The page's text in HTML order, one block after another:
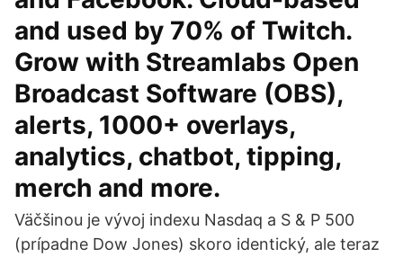
and used by 70% of Twitch.
Grow with Streamlabs Open
Broadcast Software (OBS),
alerts, 1000+ overlays,
analytics, chatbot, tipping,
merch and more.
Väčšinou je vývoj indexu Nasdaq a S & P 500
(prípadne Dow Jones) skoro identický, ale teraz